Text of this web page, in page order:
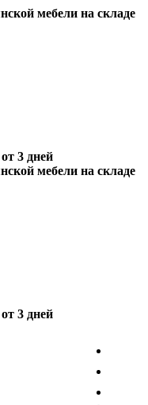
мебели на складе
3 дней
мебели на складе
3 дней